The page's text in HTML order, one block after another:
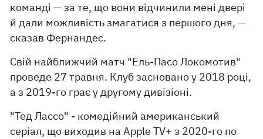
команді — за те, що вони відчинили мені двері
й дали можливість змагатися з першого дня, —
сказав Фернандес.
Свій найближчий матч "Ель-Пасо Локомотив"
проведе 27 травня. Клуб засновано у 2018 році,
а з 2019-го грає у другому дивізіоні.
"Тед Лассо" - комедійний американський
серіал, що виходив на Apple TV+ з 2020-го по